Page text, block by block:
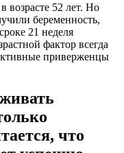
52 лет. Но
беременность,
21 неделя
фактор всегда
приверженцы
что